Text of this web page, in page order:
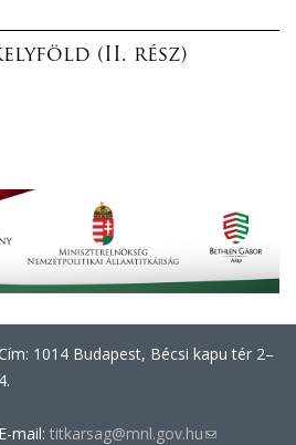
(II. rész)
1014 Budapest, Bécsi kapu tér 2–
4.
E-mail: titkarsag@mnl.gov.hu(link